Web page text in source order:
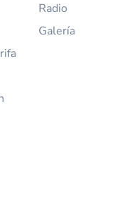
Radio
Galería